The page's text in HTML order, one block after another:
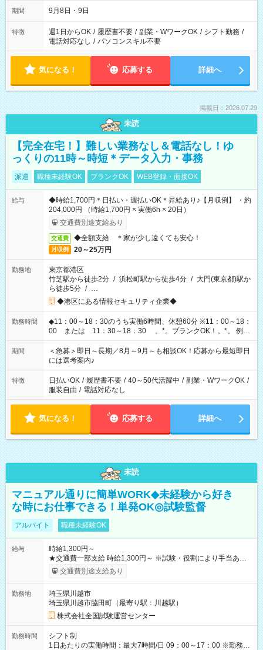
期間 9月8日・9日
特徴 週1日からOK / 履歴書不要 / 副業・WワークOK / シフト勤務 /
電話対応なし / パソコンスキル不要
気になる！ 応募する 詳細へ
掲載日：2026.07.29
未読
【完全在宅！】難しい業務なし＆電話なし！ゆ
っくりの11時～時短＊データ入力・事務
派遣 職種未経験OK ブランクOK WEB登録・面接OK
給与
◆時給1,700円＊日払い・週払いOK＊昇給あり♪【月収例】 ・約
204,000円 （時給1,700円 × 実働6h × 20日）
交通費別途支給あり
交通費 ◆全額支給 ＊家が少し遠くても安心！
月収例 20～25万円
勤務地
東京都港区
竹芝駅から徒歩2分 / 浜松町駅から徒歩4分 / 大門(東京都)駅か
ら徒歩5分 / …
◆港区にある情報セキュリティ企業◆
勤務時間
◆11：00～18：30のうち実働6時間、休憩60分 ※11：00～18：
00 または 11：30～18：30 。*。ブランクOK！。*。 例え
ば前職が、 在宅/財団法人/事務/コールセンター/受付/販売/カフェ
スタッフ スイーツ販売/ホテルフロント/化粧品販売/など 様々な
業界から入社して活躍されています♪
期間
＜急募＞即日～長期／8月～9月～も相談OK！応募から最短即日
には選考案内♪
特徴 日払いOK / 履歴書不要 / 40～50代活躍中 / 副業・WワークOK /
服装自由 / 電話対応なし
気になる！ 応募する 詳細へ
未読
マニュアル通りに簡単WORK◆未経験から好き
な時にお仕事できる！単発OK◎試験監督
アルバイト 職種未経験OK
給与
時給1,300円～
★交通費一部支給 時給1,300円～ ※試験・役割により手当あり
※勤務回数により昇給あり 【即給（前払い）オプションあ
り！】 希望される場合、勤務から1週間ほどで給与の一部を受け
例】 ・河合塾模擬試験 8:30～17:30（休憩1時間） 時給1,300円
×8時間＝日収10,400円＋交通費 ※当日の役割により時給＋100
円の場合あり ・国家試験 7:00～13:30（休憩なし） 時給1,300
円（役割手当＋100円）×6時間＝日収8,400円＋交通費 【試用期
間】試用期間なし
交通費別途支給あり
勤務地
埼玉県川越市
埼玉県川越市脇田町（最寄り駅：川越駅）
株式会社全国試験運営センター
勤務時間
シフト制
1日あたりの実働時間：最大7時間/日 09：00～17：00 ※勤務時